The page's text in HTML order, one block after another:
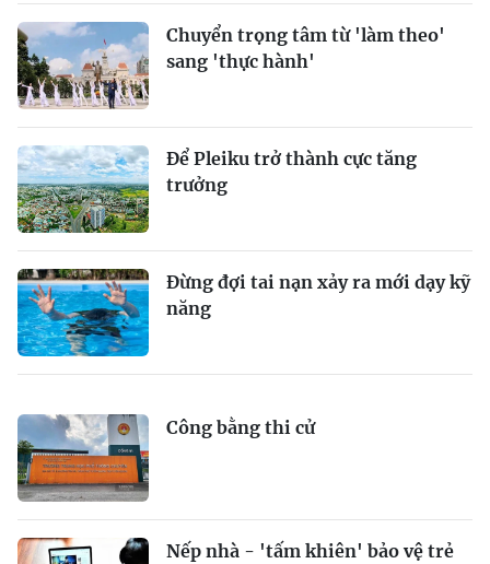
Chuyển trọng tâm từ 'làm theo'
sang 'thực hành'
Để Pleiku trở thành cực tăng
trưởng
Đừng đợi tai nạn xảy ra mới dạy kỹ
năng
Công bằng thi cử
Nếp nhà - 'tấm khiên' bảo vệ trẻ